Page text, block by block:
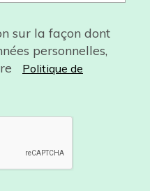
sur la façon dont
personnelles,
Politique de